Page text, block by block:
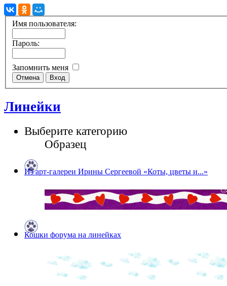
Имя пользователя:
Пароль:
Запомнить меня
Линейки
Выберите категорию
Образец
Из арт-галереи Ирины Сергеевой «Коты, цветы и...»
Кошки форума на линейках